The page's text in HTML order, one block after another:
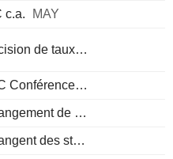
c.a. MAY
Décision de taux d'intérêt de la BdC
BoC Conférence De Presse
Changement de stocks d'essence EIA
Changent des stocks de pétrole brut EIA